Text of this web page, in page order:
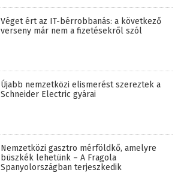
Véget ért az IT-bérrobbanás: a következő
verseny már nem a fizetésekről szól
Újabb nemzetközi elismerést szereztek a
Schneider Electric gyárai
Nemzetközi gasztro mérföldkő, amelyre
büszkék lehetünk – A Fragola
Spanyolországban terjeszkedik